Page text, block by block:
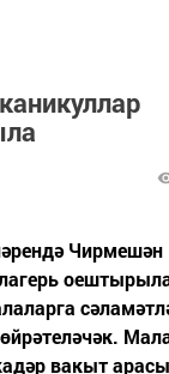
Чирмешән
вакыт